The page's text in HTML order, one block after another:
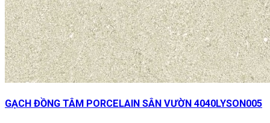
GẠCH ĐỒNG TÂM PORCELAIN SÂN VƯỜN 4040LYSON005